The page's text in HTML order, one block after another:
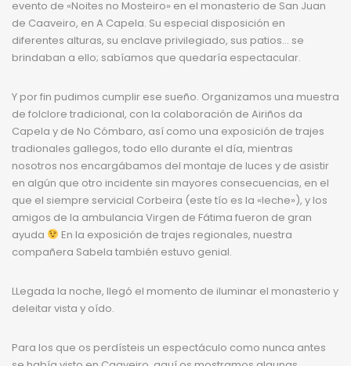
evento de «Noites no Mosteiro» en el monasterio de San Juan
de Caaveiro, en A Capela. Su especial disposición en
diferentes alturas, su enclave privilegiado, sus patios… se
brindaban a ello; sabíamos que quedaría espectacular.
Y por fin pudimos cumplir ese sueño. Organizamos una muestra
de folclore tradicional, con la colaboración de Airiños da
Capela y de No Cómbaro, así como una exposición de trajes
tradionales gallegos, todo ello durante el día, mientras
nosotros nos encargábamos del montaje de luces y de asistir
en algún que otro incidente sin mayores consecuencias, en el
que el siempre servicial Corbeira (este tío es la «leche»), y los
amigos de la ambulancia Virgen de Fátima fueron de gran
ayuda
En la exposición de trajes regionales, nuestra
compañera Sabela también estuvo genial.
LLegada la noche, llegó el momento de iluminar el monasterio y
deleitar vista y oído.
Para los que os perdísteis un espectáculo como nunca antes